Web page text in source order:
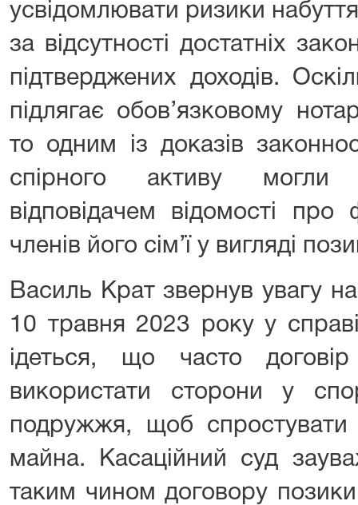
усвідомлювати ризики
за відсутності достатніх
підтверджених доходів.
підлягає обов’язковому
то одним із доказів
спірного активу могли
відповідачем відомості про
членів його сім’ї у вигляді
Василь Крат звернув увагу
10 травня 2023 року у
ідеться, що часто
використати сторони у
подружжя, щоб спростувати
майна. Касаційний суд
таким чином договору